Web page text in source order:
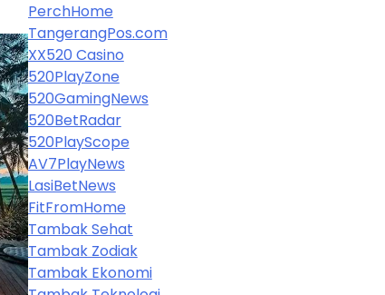
PerchHome
TangerangPos.com
XX520 Casino
520PlayZone
520GamingNews
520BetRadar
520PlayScope
AV7PlayNews
LasiBetNews
FitFromHome
Tambak Sehat
Tambak Zodiak
Tambak Ekonomi